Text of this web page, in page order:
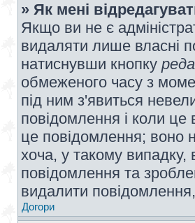
» Як мені
Якщо ви не є
видаляти лише власні
натиснувши кнопку
обмеженого часу з
під ним з'явиться
повідомлення і коли це
це повідомлення; воно
хоча, у такому
повідомлення та
видалити
Догори